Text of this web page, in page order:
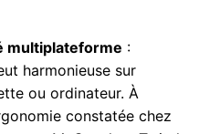
multiplateforme :
harmonieuse sur
ou ordinateur. À
constatée chez